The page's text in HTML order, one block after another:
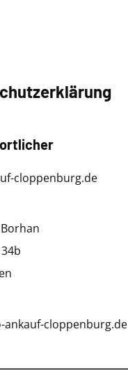
cloppenburg.de
ankauf-cloppenburg.de